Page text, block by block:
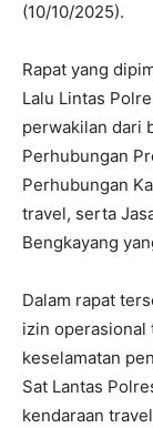
(10/10/2025).
Rapat yang
Lalu Lintas
perwakilan dari
Perhubungan
Perhubungan
travel, serta
Bengkayang
Dalam rapat
izin operasional
keselamatan
Sat Lantas
kendaraan